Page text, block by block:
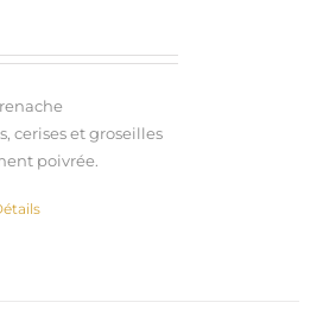
cerises et groseilles
poivrée.